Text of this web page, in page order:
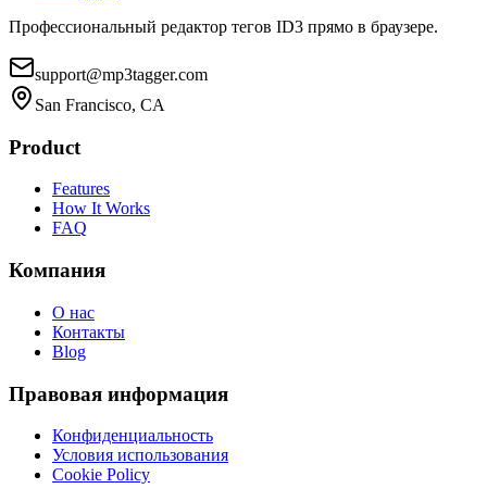
Профессиональный редактор тегов ID3 прямо в браузере.
support@mp3tagger.com
San Francisco, CA
Product
Features
How It Works
FAQ
Компания
О нас
Контакты
Blog
Правовая информация
Конфиденциальность
Условия использования
Cookie Policy